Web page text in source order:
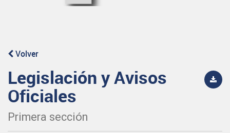
Volver
Legislación y Avisos
Oficiales
Primera sección